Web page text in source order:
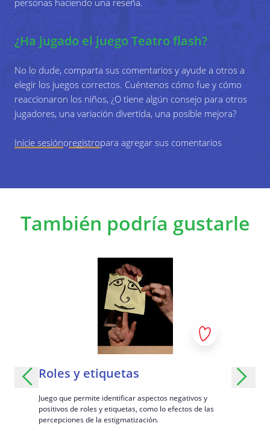
personas haciendo una reseña.
¿Ha jugado el juego Teatro flash?
No lo dude, comparta sus comentarios y ayude a otros a
elegir los juegos correctos. Cuéntenos cómo fue y cómo
reaccionaron los niños, ¿O tiene algún consejo para otros
jugadores, una variación divertida, una posible mejora?
Inicie sesiónoregistropara agregar sus comentarios
También podría gustarle
Roles y etiquetas
Juego que permite identificar aspectos negativos y
positivos de roles y etiquetas, como lo efectos de las
percepciones de la estigmatización.